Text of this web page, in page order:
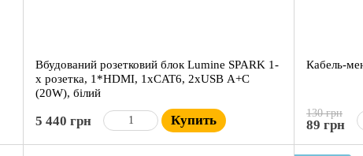
Вбудований розетковий блок Lumine SPARK 1-
x розетка, 1*HDMI, 1xCAT6, 2xUSB A+C
(20W), білий
5 440 грн Купить
Кабель-
130 грн
89 грн